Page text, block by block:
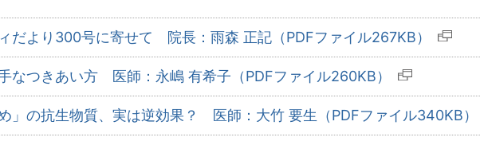
だより300号に寄せて 院長：雨森 正記（PDFファイル267KB）
なつきあい方 医師：永嶋 有希子（PDFファイル260KB）
め」の抗生物質、実は逆効果？ 医師：大竹 要生（PDFファイル340KB）